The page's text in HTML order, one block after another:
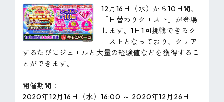
12月16日（水）から10日間、
「日替わりクエスト」が登場
します。1日1回挑戦できるク
エストとなっており、クリア
するたびにジュエルと大量の経験値などを獲得するこ
とができます。
開催期間：
2020年12月16日（水）16:00 ～ 2020年12月26日